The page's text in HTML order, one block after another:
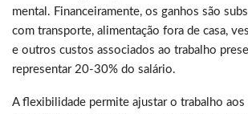
mental. Financeiramente, os ganhos são
com transporte, alimentação fora de casa,
e outros custos associados ao trabalho
representar 20-30% do salário.
A flexibilidade permite ajustar o trabalho aos